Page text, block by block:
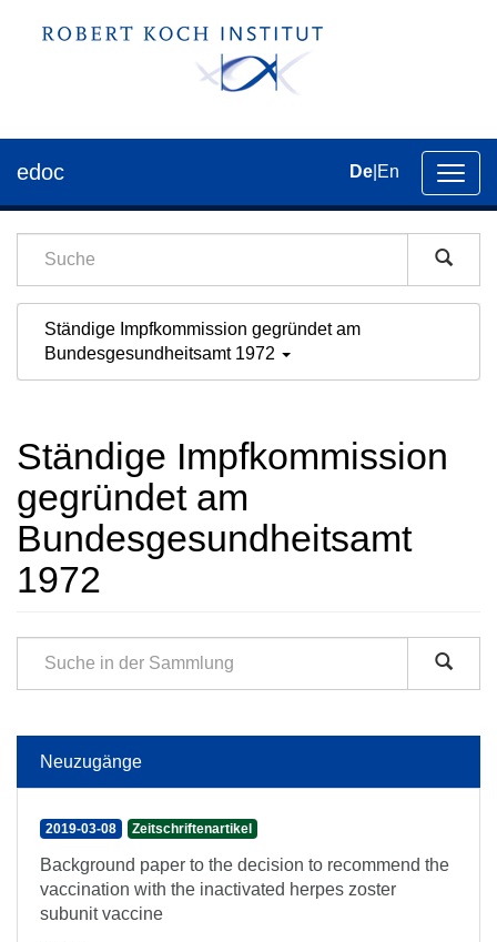
der
edoc De En
Ständige Impfkommission gegründet am
Bundesgesundheitsamt 1972
Ständige Impfkommission
gegründet am
Bundesgesundheitsamt
1972
Neuzugänge
2019-03-08 Zeitschriftenartikel
Background paper to the decision to recommend the
vaccination with the inactivated herpes zoster
subunit vaccine